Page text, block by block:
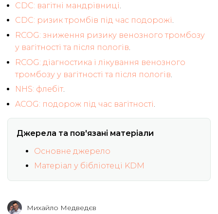
CDC: вагітні мандрівниці
CDC: ризик тромбів під час подорожі.
RCOG: зниження ризику венозного тромбозу
у вагітності та після пологів.
RCOG: діагностика і лікування венозного
тромбозу у вагітності та після пологів
NHS: флебіт.
ACOG: подорож під час вагітності
Джерела та пов'язані матеріали
Основне джерело
Матеріал у бібліотеці KDM
Михайло Медведєв